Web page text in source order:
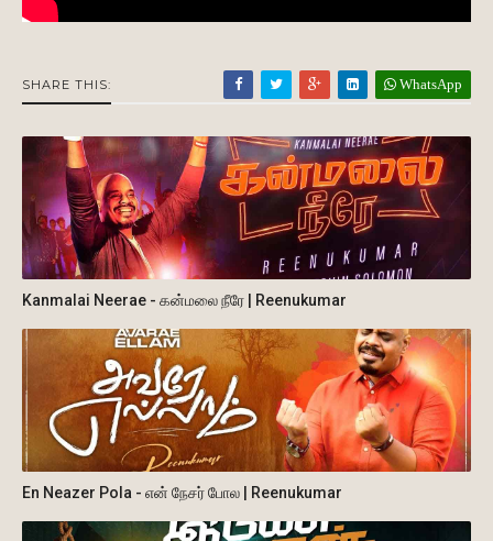
SHARE THIS: WhatsApp
Kanmalai Neerae - கன்மலை நீரே | Reenukumar
En Neazer Pola - என் நேசர் போல | Reenukumar